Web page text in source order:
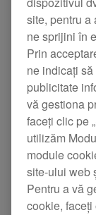
artiștii de
timp ce
acesta a
comunitară
dispozitive
Acum,
conecteze
și oferă o
site, pentru
ne sprijini în
Prin
ne indicați
publicitate
vă gestiona
faceți clic pe
utilizăm
module
site-ului web
Pentru a vă
cookie,